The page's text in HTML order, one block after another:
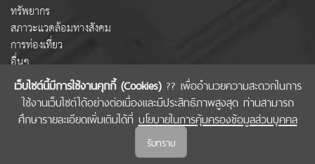
เว็บไซต์นี้มีการใช้งานคุกกี้ (Cookies)?? เพื่ออำนวยความสะดวกในการ
ใช้งานเว็บไซต์ได้อย่างต่อเนื่องและมีประสิทธิภาพสูงสุด ท่านสามารถ
ศึกษารายละเอียดเพิ่มเติมได้ที่ นโยบายในการคุ้มครองข้อมูลส่วนบุคคล
รับทราบ
ทรัพยากร
สภาวะแวดล้อมทางสังคม
การท่องเที่ยว
อื่นๆ
COPYRIGHT © 2022 สำนักงานคณะกรรมการส่งเสริมวิทยาศาสตร์ วิจัยและนวัตกรรม
(สกสว.)
นโยบายในการคุ้มครองข้อมูลส่วนบุคคล